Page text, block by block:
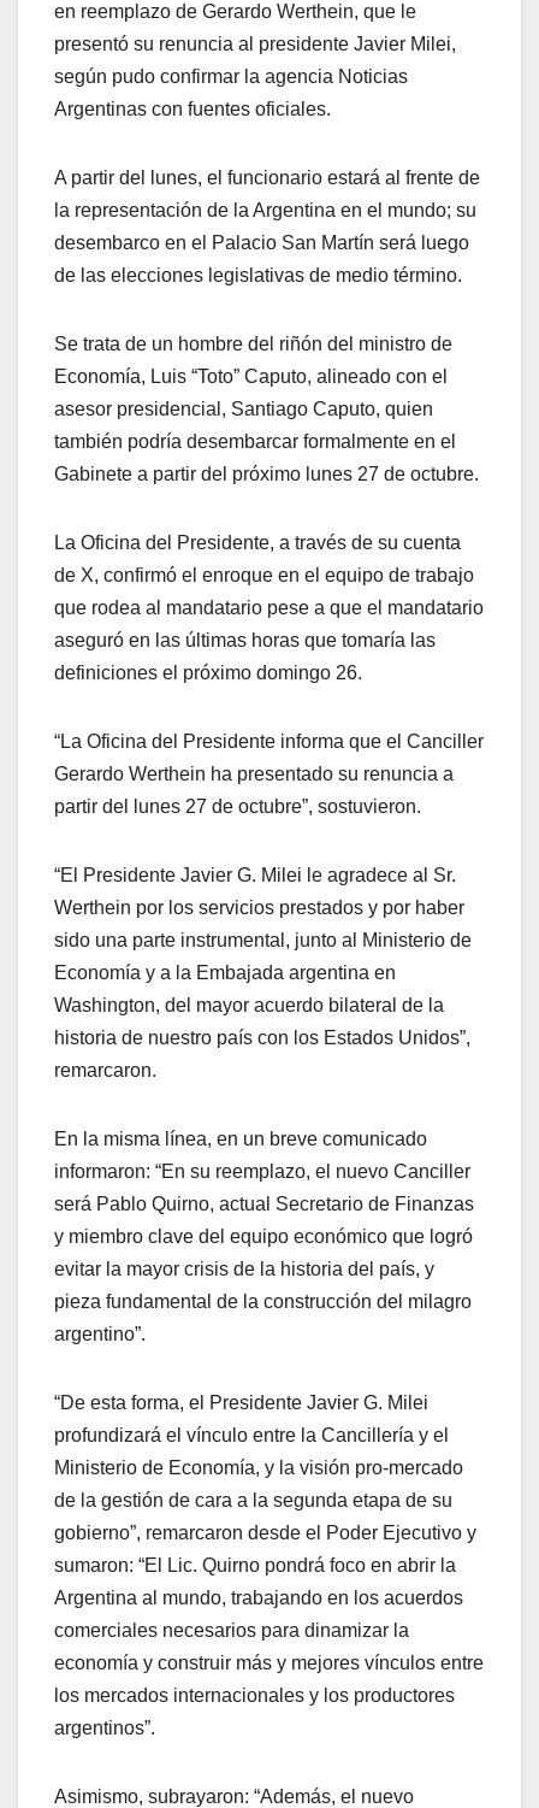
en reemplazo de Gerardo Werthein, que le
presentó su renuncia al presidente Javier Milei,
según pudo confirmar la agencia Noticias
Argentinas con fuentes oficiales.
A partir del lunes, el funcionario estará al frente de
la representación de la Argentina en el mundo; su
desembarco en el Palacio San Martín será luego
de las elecciones legislativas de medio término.
Se trata de un hombre del riñón del ministro de
Economía, Luis “Toto” Caputo, alineado con el
asesor presidencial, Santiago Caputo, quien
también podría desembarcar formalmente en el
Gabinete a partir del próximo lunes 27 de octubre.
La Oficina del Presidente, a través de su cuenta
de X, confirmó el enroque en el equipo de trabajo
que rodea al mandatario pese a que el mandatario
aseguró en las últimas horas que tomaría las
definiciones el próximo domingo 26.
“La Oficina del Presidente informa que el Canciller
Gerardo Werthein ha presentado su renuncia a
partir del lunes 27 de octubre”, sostuvieron.
“El Presidente Javier G. Milei le agradece al Sr.
Werthein por los servicios prestados y por haber
sido una parte instrumental, junto al Ministerio de
Economía y a la Embajada argentina en
Washington, del mayor acuerdo bilateral de la
historia de nuestro país con los Estados Unidos”,
remarcaron.
En la misma línea, en un breve comunicado
informaron: “En su reemplazo, el nuevo Canciller
será Pablo Quirno, actual Secretario de Finanzas
y miembro clave del equipo económico que logró
evitar la mayor crisis de la historia del país, y
pieza fundamental de la construcción del milagro
argentino”.
“De esta forma, el Presidente Javier G. Milei
profundizará el vínculo entre la Cancillería y el
Ministerio de Economía, y la visión pro-mercado
de la gestión de cara a la segunda etapa de su
gobierno”, remarcaron desde el Poder Ejecutivo y
sumaron: “El Lic. Quirno pondrá foco en abrir la
Argentina al mundo, trabajando en los acuerdos
comerciales necesarios para dinamizar la
economía y construir más y mejores vínculos entre
los mercados internacionales y los productores
argentinos”.
Asimismo, subrayaron: “Además, el nuevo